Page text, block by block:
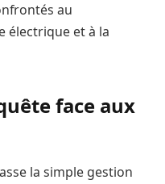
au
électrique et à la
face aux
la simple gestion